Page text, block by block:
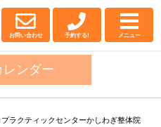
お問い合わせ 予約する! メニュー
ンダー
ラクティックセンターかしわぎ整体院